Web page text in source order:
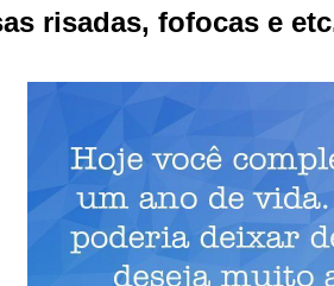
risadas, fofocas e